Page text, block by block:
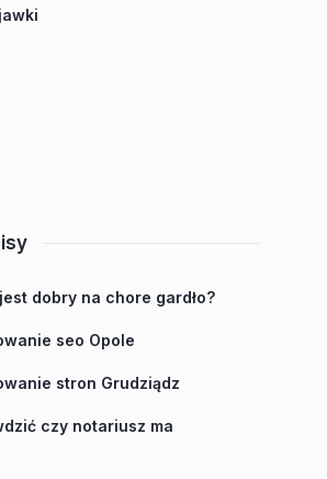
dobry na chore gardło?
seo Opole
stron Grudziądz
czy notariusz ma